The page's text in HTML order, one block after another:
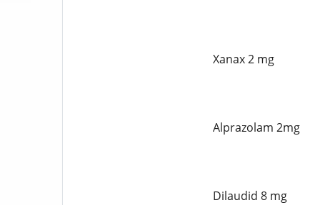
Xanax 2 mg
Alprazolam 2mg
Dilaudid 8 mg